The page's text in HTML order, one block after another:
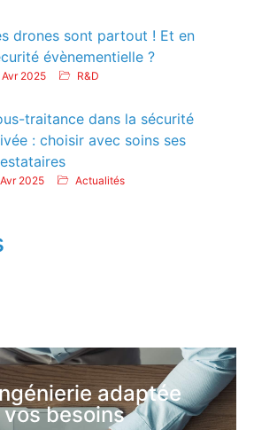
drones sont partout ! Et en
évènementielle ?
2025 R&D
traitance dans la sécurité
: choisir avec soins ses
2025 Actualités
adaptée
vos besoins